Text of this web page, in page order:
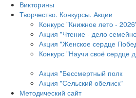
Викторины
Творчество. Конкурсы. Акции
Конкурс "Книжное лето -
Акция "Чтение - дело
Акция "Женское сердце
Конкурс "Научи своё сердце
Акция "Бессмертный полк
Акция "Сельский обелиск"
Методический сайт